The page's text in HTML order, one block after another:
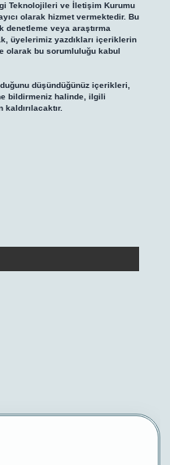
Teknolojileri ve İletişim Kurumu
olarak hizmet vermektedir. Bu
veya araştırma
üyelerimiz yazdıkları içeriklerin
olarak bu sorumluluğu kabul
düşündüğünüz içerikleri,
bildirmeniz halinde, ilgili